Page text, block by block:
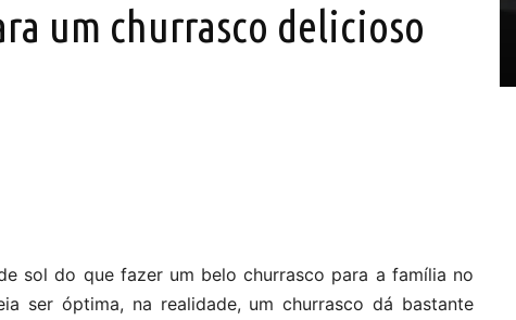
um churrasco delicioso
sol do que fazer um belo churrasco para a família no
ser óptima, na realidade, um churrasco dá bastante